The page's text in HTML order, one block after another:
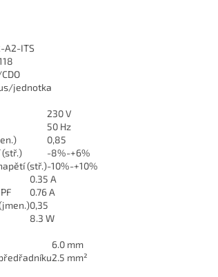
A2-ITS
jednotka
230 V
50 Hz
0,85
-8%-+6%
(stř.)-10%-+10%
0.35 A
0.76 A
0,35
8.3 W
6.0 mm
2.5 mm²